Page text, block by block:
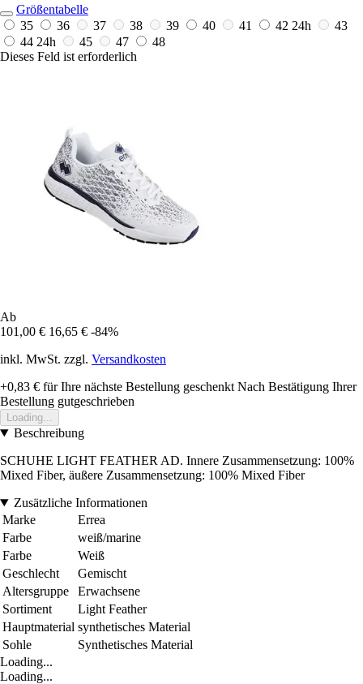
Größentabelle
35
36 37 38 39 40 41 42 24h
43
44 24h 45 47
48
Dieses Feld ist erforderlich
Ab
101,00 € 16,65 € -84%
inkl. MwSt. zzgl. Versandkosten
+0,83 € für Ihre nächste Bestellung geschenkt Nach Bestätigung Ihrer
Bestellung gutgeschrieben
Loading...
Beschreibung
SCHUHE LIGHT FEATHER AD. Innere Zusammensetzung: 100%
Mixed Fiber, äußere Zusammensetzung: 100% Mixed Fiber
Zusätzliche Informationen
Marke
Errea
Farbe
weiß/marine
Farbe
Weiß
Geschlecht
Gemischt
Altersgruppe
Erwachsene
Sortiment
Light Feather
Hauptmaterial synthetisches Material
Sohle
Synthetisches Material
Loading...
Loading...